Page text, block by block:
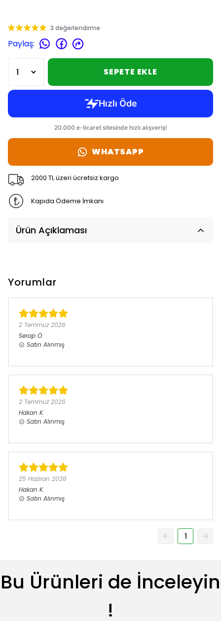
3 değerlendirme
Paylaş:
SEPETE EKLE
WHATSAPP
2000 TL üzeri ücretsiz kargo
Kapıda Ödeme İmkanı
Ürün Açıklaması
Yorumlar
2 Temmuz 2026
Serap Ö.
Satın Alınmış
2 Temmuz 2026
Hakan K.
Satın Alınmış
25 Haziran 2026
Hakan K.
Satın Alınmış
1
Bu Ürünleri de İnceleyin
!